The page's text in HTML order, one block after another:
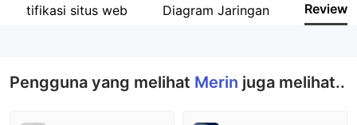
Nama perusahaan
Identifikasi situs web Diagram Jaringan Review
Pengguna yang melihat Merin juga melihat..